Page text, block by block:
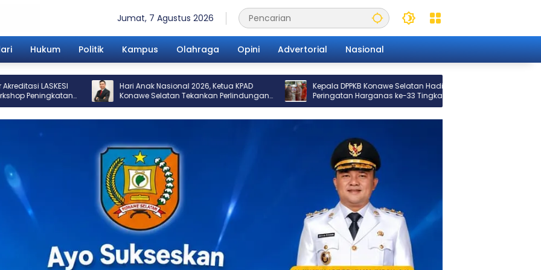
Jumat, 7 Agustus 2026
Hukum Politik Kampus Olahraga Opini Advertorial Nasional
Hari Anak Nasional 2026, Ketua KPAD
Konawe Selatan Tekankan Perlindungan
Anak yang Berimbang.
Kepala DPPKB Konawe Selatan Hadiri
Peringatan Harganas ke-33 Tingkat
Provinsi Sultra, Desa Wunduwatu Raih
“MBG di Tengah Polemik: Mengapa
Reformulasi Lebih Penting daripada
Penghentian” Oleh : Prof. Ahmad